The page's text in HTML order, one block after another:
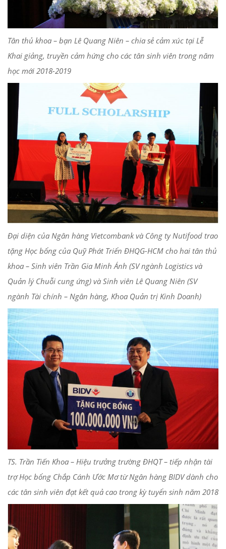
Tân thủ khoa – bạn Lê Quang Niên – chia sẻ cảm xúc tại Lễ
Khai giảng, truyền cảm hứng cho các tân sinh viên trong năm
học mới 2018-2019
Đại diện của Ngân hàng Vietcombank và Công ty Nutifood trao
tặng Học bổng của Quỹ Phát Triển ĐHQG-HCM cho hai tân thủ
khoa – Sinh viên Trần Gia Minh Ánh (SV ngành Logistics và
Quản lý Chuỗi cung ứng) và Sinh viên Lê Quang Niên (SV
ngành Tài chính – Ngân hàng, Khoa Quản trị Kinh Doanh)
TS. Trần Tiến Khoa – Hiệu trưởng trường ĐHQT – tiếp nhận tài
trợ Học bổng Chắp Cánh Ước Mơ từ Ngân hàng BIDV dành cho
các tân sinh viên đạt kết quả cao trong kỳ tuyển sinh năm 2018